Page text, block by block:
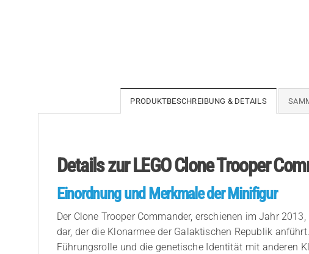
PRODUKTBESCHREIBUNG & DETAILS
Details zur LEGO Clone Trooper
Einordnung und Merkmale der Minifigur
Der Clone Trooper Commander, erschienen im Jahr
dar, der die Klonarmee der Galaktischen Republik
Führungsrolle und die genetische Identität mit anderen